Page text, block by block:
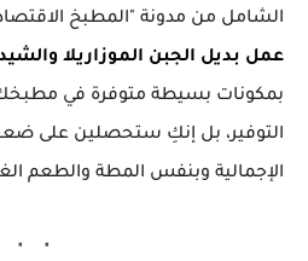
الشامل من مدونة "المطبخ
عمل بديل الجبن الموزاريلا
بمكونات بسيطة متوفرة في
التوفير، بل إنكِ ستحصلين على
الإجمالية وبنفس المطة والطعم